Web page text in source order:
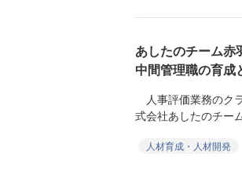
あしたのチーム
中間管理職の育成
人事評価業務のク
式会社あしたのチー
人材育成・人材開発